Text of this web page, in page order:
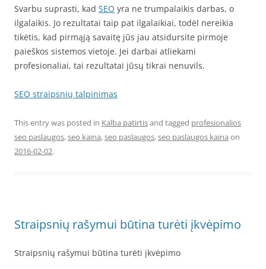
Svarbu suprasti, kad SEO yra ne trumpalaikis darbas, o
ilgalaikis. Jo rezultatai taip pat ilgalaikiai, todėl nereikia
tikėtis, kad pirmąją savaitę jūs jau atsidursite pirmoje
paieškos sistemos vietoje. Jei darbai atliekami
profesionaliai, tai rezultatai jūsų tikrai nenuvils.
SEO straipsnių talpinimas
This entry was posted in Kalba patirtisand tagged profesionalios
seo paslaugos,seo kaina,seo paslaugos,seo paslaugos kaina on
2016-02-02.
Straipsnių rašymui būtina turėti įkvėpimo
Straipsnių rašymui būtina turėti įkvėpimo